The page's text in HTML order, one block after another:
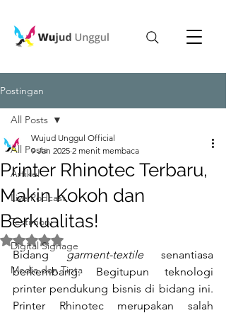
Postingan
All Posts
Artikel
Live Podcast
Testimoni
Digital Signage
Media dan Tinta
All Posts
Printer Rhinotec Terbaru,
Makin Kokoh dan
Berkualitas!
Wujud Unggul Official
9 Jan 2025 2 menit membaca
Dinilai NaN dari 5 bintang.
Bidang garment-textile senantiasa
berkembang. Begitupun teknologi
printer pendukung bisnis di bidang ini.
Printer Rhinotec merupakan salah